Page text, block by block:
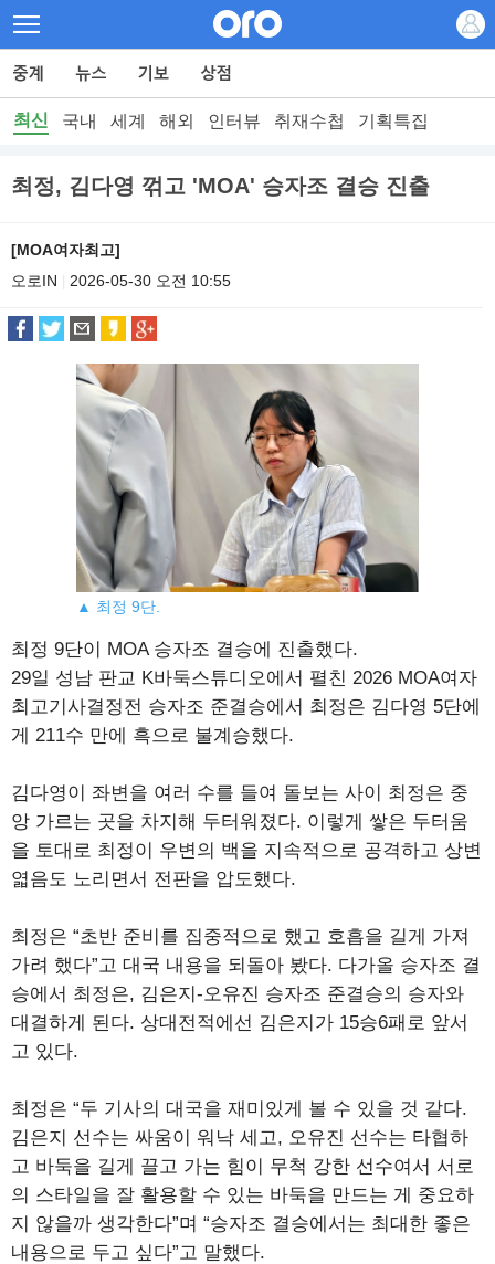
최신 국내 세계 해외 인터뷰 취재수첩 기획특집
최정, 김다영 꺾고 'MOA' 승자조 결승 진출
[MOA여자최고]
오로IN
2026-05-30 오전 10:55
▲ 최정 9단.
최정 9단이 MOA 승자조 결승에 진출했다.
29일 성남 판교 K바둑스튜디오에서 펼친 2026 MOA여자
최고기사결정전 승자조 준결승에서 최정은 김다영 5단에
게 211수 만에 흑으로 불계승했다.
김다영이 좌변을 여러 수를 들여 돌보는 사이 최정은 중
앙 가르는 곳을 차지해 두터워졌다. 이렇게 쌓은 두터움
을 토대로 최정이 우변의 백을 지속적으로 공격하고 상변
엷음도 노리면서 전판을 압도했다.
최정은 “초반 준비를 집중적으로 했고 호흡을 길게 가져
가려 했다”고 대국 내용을 되돌아 봤다. 다가올 승자조 결
승에서 최정은, 김은지-오유진 승자조 준결승의 승자와
대결하게 된다. 상대전적에선 김은지가 15승6패로 앞서
고 있다.
최정은 “두 기사의 대국을 재미있게 볼 수 있을 것 같다.
김은지 선수는 싸움이 워낙 세고, 오유진 선수는 타협하
고 바둑을 길게 끌고 가는 힘이 무척 강한 선수여서 서로
의 스타일을 잘 활용할 수 있는 바둑을 만드는 게 중요하
지 않을까 생각한다”며 “승자조 결승에서는 최대한 좋은
내용으로 두고 싶다”고 말했다.